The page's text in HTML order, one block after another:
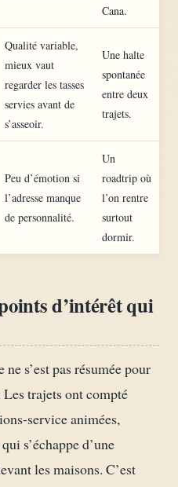
Cana.
Qualité variable,
mieux vaut
regarder les tasses
servies avant de
s’asseoir.
Une halte
spontanée
entre deux
trajets.
Peu d’émotion si
l’adresse manque
de personnalité.
Un
roadtrip où
l’on rentre
surtout
dormir.
d’intérêt qui
s’est pas résumée pour
trajets ont compté
service animées,
s’échappe d’une
les maisons. C’est